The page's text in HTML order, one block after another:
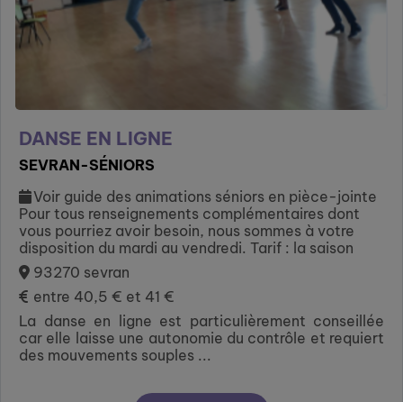
DANSE EN LIGNE
SEVRAN-SÉNIORS
Voir guide des animations séniors en pièce-jointe
Pour tous renseignements complémentaires dont
vous pourriez avoir besoin, nous sommes à votre
disposition du mardi au vendredi. Tarif : la saison
93270 sevran
entre 40,5 € et 41 €
La danse en ligne est particulièrement conseillée
car elle laisse une autonomie du contrôle et requiert
des mouvements souples ...